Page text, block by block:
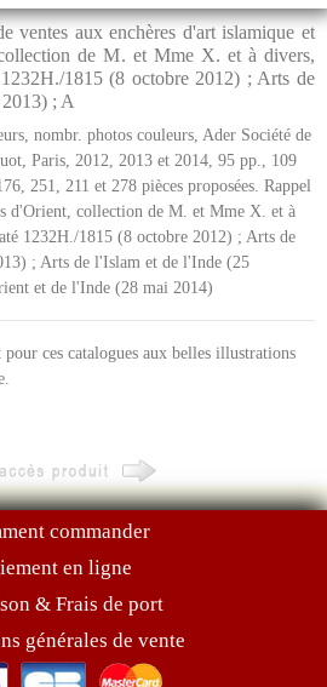
ventes aux enchères d'art islamique et
de M. et Mme X. et à divers,
1815 (8 octobre 2012) ; Arts de
; A
nombr. photos couleurs, Ader Société de
Paris, 2012, 2013 et 2014, 95 pp., 109
251, 211 et 278 pièces proposées. Rappel
d'Orient, collection de M. et Mme X. et à
1232H./1815 (8 octobre 2012) ; Arts de
; Arts de l'Islam et de l'Inde (25
et de l'Inde (28 mai 2014)
pour ces catalogues aux belles illustrations
commander
en ligne
& Frais de port
générales de vente